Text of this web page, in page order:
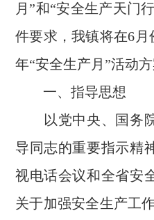
月”和“安全生产天门
件要求，我镇将在6月
年“安全生产月”活动
一、指导思想
以党中央、国务院
导同志的重要指示精
视电话会议和全省安
关于加强安全生产工